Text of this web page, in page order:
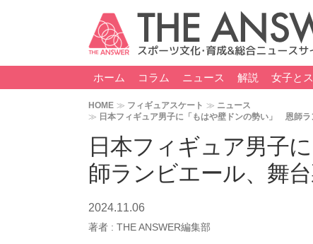
ホーム コラム ニュース 解説 女子と
HOME フィギュアスケート
ニュース
日本フィギュア男子に「もはや壁ドンの勢い」 恩師
日本フィギュア男子
師ランビエール、舞
2024.11.06
著者 : THE ANSWER編集部